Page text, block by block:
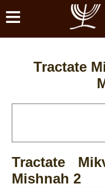
≡
Tractate
Tractate
Mishnah 2